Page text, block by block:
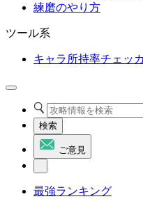
練磨のやり方
ツール系
キャラ所持率チェッ
検索
ご意見
最強ランキング